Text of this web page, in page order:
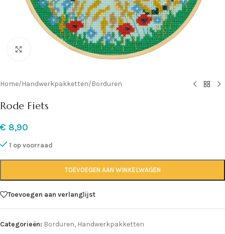
Klik om te vergroten
Home/Handwerkpakketten/Borduren
Rode Fiets
€ 8,90
1 op voorraad
TOEVOEGEN AAN WINKELWAGEN
Toevoegen aan verlanglijst
Categorieën: Borduren, Handwerkpakketten